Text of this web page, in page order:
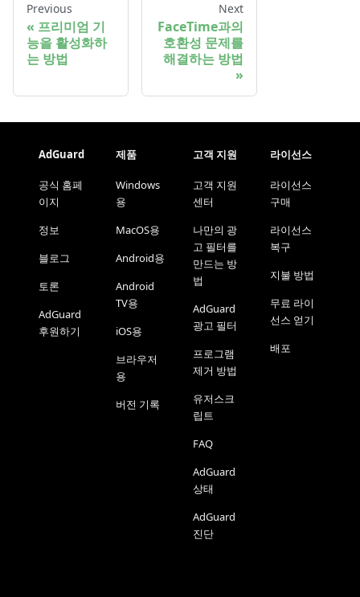
Previous
프리미엄 기
능을 활성화하
는 방법
Next
FaceTime과의
호환성 문제를
해결하는 방법
AdGuard
공식 홈페
이지
정보
블로그
토론
AdGuard
후원하기
제품
Windows
용
MacOS용
Android용
Android
TV용
iOS용
브라우저
용
버전 기록
고객 지원
고객 지원
센터
나만의 광
고 필터를
만드는 방
법
AdGuard
광고 필터
프로그램
제거 방법
유저스크
립트
FAQ
AdGuard
상태
AdGuard
진단
라이선스
라이선스
구매
라이선스
복구
지불 방법
무료 라이
선스 얻기
배포